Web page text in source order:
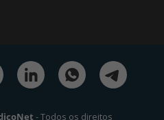
- Todos os direitos